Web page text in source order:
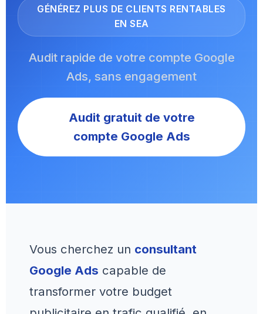
GÉNÉREZ PLUS DE CLIENTS RENTABLES
EN SEA
Audit rapide de votre compte Google
Ads, sans engagement
Audit gratuit de votre
compte Google Ads
Vous cherchez un consultant
Google Ads capable de
transformer votre budget